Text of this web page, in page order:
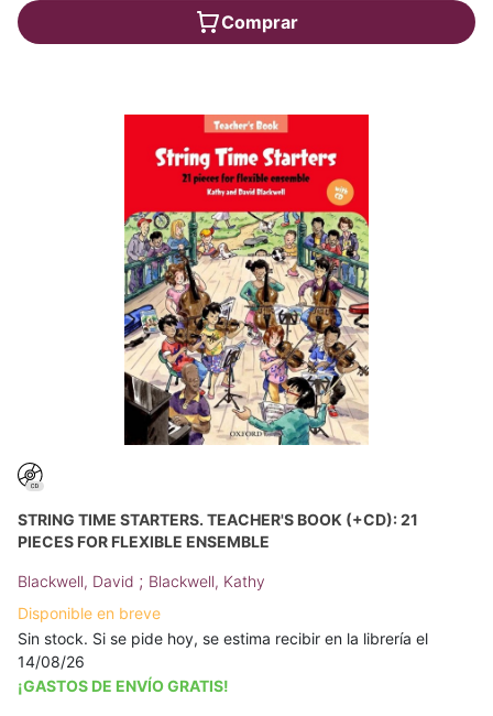
Comprar
STRING TIME STARTERS. TEACHER'S BOOK (+CD): 21
PIECES FOR FLEXIBLE ENSEMBLE
Blackwell, David ; Blackwell, Kathy
Disponible en breve
Sin stock. Si se pide hoy, se estima recibir en la librería el
14/08/26
¡GASTOS DE ENVÍO GRATIS!